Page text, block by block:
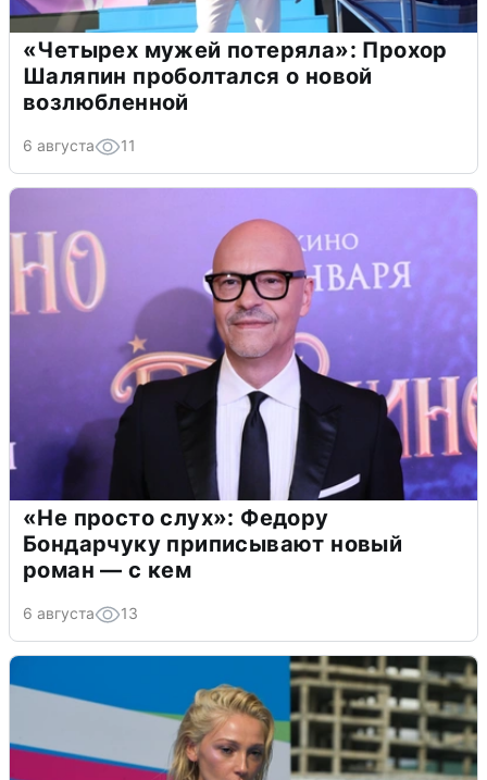
«Четырех мужей потеряла»: Прохор
Шаляпин проболтался о новой
возлюбленной
6 августа 11
«Не просто слух»: Федору
Бондарчуку приписывают новый
роман — с кем
6 августа 13